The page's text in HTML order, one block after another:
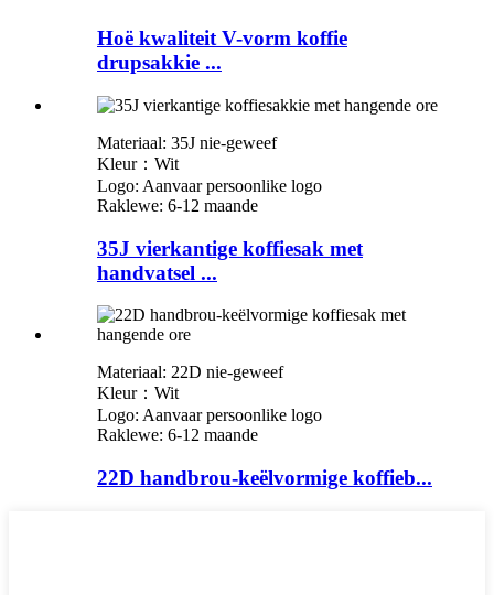
Hoë kwaliteit V-vorm koffie
drupsakkie ...
Materiaal: 35J nie-geweef
Kleur：Wit
Logo: Aanvaar persoonlike logo
Raklewe: 6-12 maande
35J vierkantige koffiesak met
handvatsel ...
Materiaal: 22D nie-geweef
Kleur：Wit
Logo: Aanvaar persoonlike logo
Raklewe: 6-12 maande
22D handbrou-keëlvormige koffieb...